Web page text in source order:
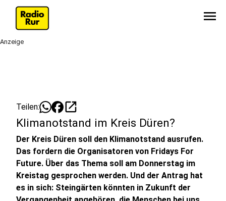
menu
Anzeige
Teilen: open_in_new
Klimanotstand im Kreis Düren?
Der Kreis Düren soll den Klimanotstand ausrufen.
Das fordern die Organisatoren von Fridays For
Future. Über das Thema soll am Donnerstag im
Kreistag gesprochen werden. Und der Antrag hat
es in sich: Steingärten könnten in Zukunft der